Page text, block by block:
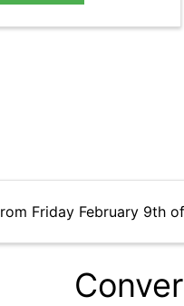
Friday February 9th